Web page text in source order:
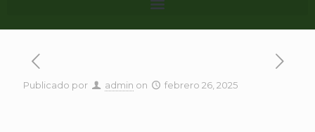
Publicado por admin on febrero 26, 2025